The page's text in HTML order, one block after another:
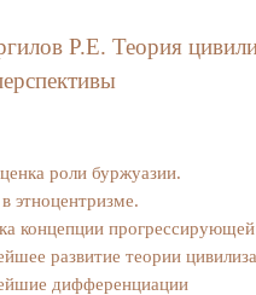
Р.Е. Теория
роли буржуазии.
этноцентризме.
концепции
развитие теории
дифференциации